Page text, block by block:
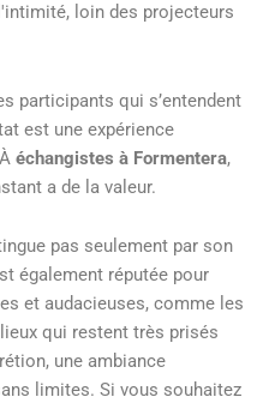
loin des projecteurs
participants qui s’entendent
est une expérience
échangistes à Formentera,
a de la valeur.
pas seulement par son
également réputée pour
et audacieuses, comme les
qui restent très prisés
une ambiance
limites. Si vous souhaitez